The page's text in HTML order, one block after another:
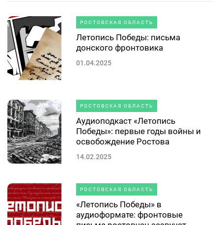
РОСТОВСКАЯ ОБЛАСТЬ
Летопись Победы: письма
донского фронтовика
01.04.2025
РОСТОВСКАЯ ОБЛАСТЬ
Аудиоподкаст «Летопись
Победы»: первые годы войны и
освобождение Ростова
14.02.2025
РОСТОВСКАЯ ОБЛАСТЬ
«Летопись Победы» в
аудиоформате: фронтовые